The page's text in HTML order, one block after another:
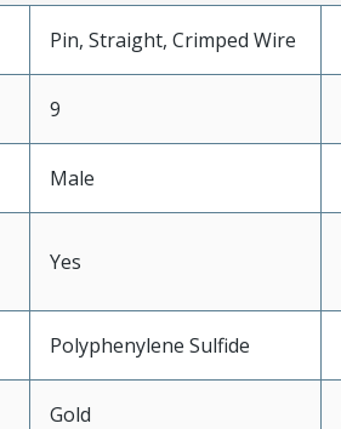
Pin, Straight, Crimped Wire
9
Male
Yes
Polyphenylene Sulfide
Gold